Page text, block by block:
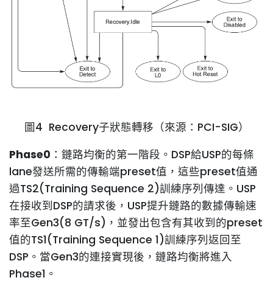
圖4 Recovery子狀態轉移（來源：PCI-SIG）
Phase0 ：鏈路均衡的第一階段。DSP給USP的每條
lane發送所需的傳輸端preset值，這些preset值通
過TS2(Training Sequence 2)訓練序列傳達。USP
在接收到DSP的請求後，USP提升鏈路的數據傳輸速
率至Gen3(8 GT/s)，並發出包含有其收到的preset
值的TS1(Training Sequence 1)訓練序列返回至
DSP。當Gen3的連接實現後，鏈路均衡將進入
Phase1。